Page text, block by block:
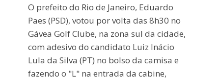
O prefeito do Rio de Janeiro, Eduardo
Paes (PSD), votou por volta das 8h30 no
Gávea Golf Clube, na zona sul da cidade,
com adesivo do candidato Luiz Inácio
Lula da Silva (PT) no bolso da camisa e
fazendo o "L" na entrada da cabine,